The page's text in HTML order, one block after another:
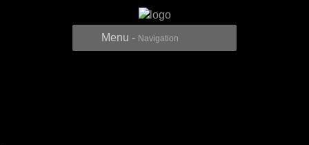
Menu - Navigation